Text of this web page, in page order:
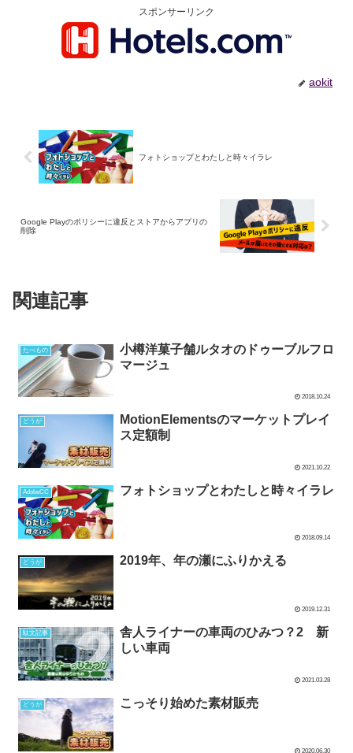
スポンサーリンク
aokit
フォトショップとわたしと時々イラレ
Google Playのポリシーに違反とストアからアプリの
削除
関連記事
たべもの
小樽洋菓子舗ルタオのドゥーブルフロ
マージュ
2018.10.24
どうが
MotionElementsのマーケットプレイ
ス定額制
2021.10.22
AdobeCC フォトショップとわたしと時々イラレ
2018.09.14
どうが 2019年、年の瀬にふりかえる
2019.12.31
駄文記事
舎人ライナーの車両のひみつ？2 新
しい車両
2021.03.28
どうが こっそり始めた素材販売
2020.06.30